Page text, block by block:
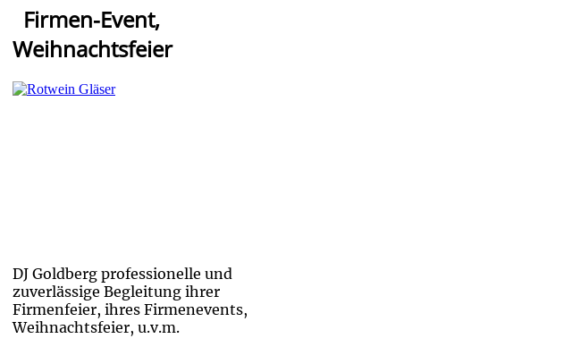
Firmen-Event,
Weihnachtsfeier
DJ Goldberg professionelle und
zuverlässige Begleitung ihrer
Firmenfeier, ihres Firmenevents,
Weihnachtsfeier, u.v.m.